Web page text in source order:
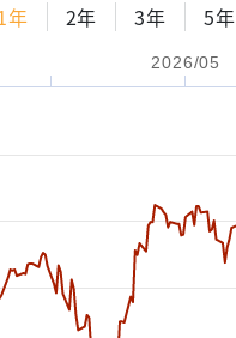
年 2年 3年 5年
2026/05